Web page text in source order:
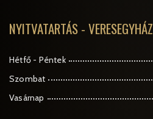
NYITVATARTÁS - VERESEGYHÁZ
Hétfő - Péntek
Szombat
Vasárnap